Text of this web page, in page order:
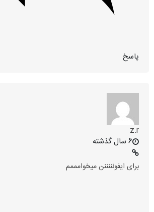
پاسخ
z.r
6 سال گذشته
برای ایفونننننن میخوامممم